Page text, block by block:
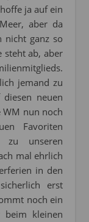
ja auf ein
aber da
nicht ganz so
steht ab, aber
jemand zu
neuen
nun noch
Favoriten
zu unseren
mal ehrlich
in den
erst
noch ein
beim kleinen